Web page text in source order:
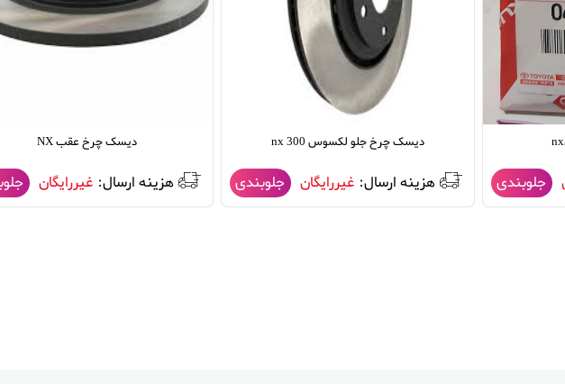
جلوبندی
دیسک چرخ جلو لکسوس nx 300
هزینه ارسال: غیررایگان جلوبندی
دیسک چرخ عقب NX
هزینه ارسال: غیررایگان